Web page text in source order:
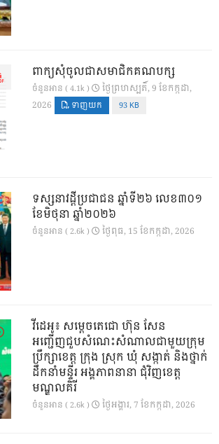
ពាក្យសុំចូលជាសមាជិកគណបក្ស
ចំនួនអាន ( 4.1k )
ថ្ងៃ​ព្រហស្បតិ៍, 9 ខែ​កក្កដា,
2026
ទាញយក 93 KB
ទស្សនាវដ្ដីប្រជាជន ឆ្នាំទី២៦ លេខ៣០១
ខែមិថុនា ឆ្នាំ២០២៦
ចំនួនអាន ( 2.6k ) ថ្ងៃ​ពុធ, 15 ខែ​កក្កដា, 2026
វីដេអូ៖ សម្តេចតេជោ ហ៊ុន សែន
អញ្ជើញជួបសំណេះសំណាលជាមួយក្រុម
ប្រឹក្សាខេត្ត ក្រុង ស្រុក ឃុំ សង្កាត់ និងថ្នាក់
ដឹកនាំមន្ទីរ អង្គភាពនានា ជុំវិញខេត្ត
មណ្ឌលគិរី
ចំនួនអាន ( 2.6k ) ថ្ងៃ​អង្គារ, 7 ខែ​កក្កដា, 2026